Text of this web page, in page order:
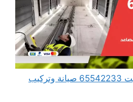
صيانة مصاعد في الكويت 65542233 صيانة وتركيب